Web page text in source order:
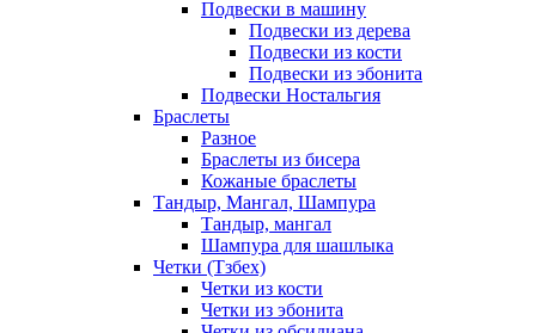
Подвески в машину
Подвески из дерева
Подвески из кости
Подвески из эбонита
Подвески Ностальгия
Браслеты
Разное
Браслеты из бисера
Кожаные браслеты
Тандыр, Мангал, Шампура
Тандыр, мангал
Шампура для шашлыка
Четки (Тзбех)
Четки из кости
Четки из эбонита